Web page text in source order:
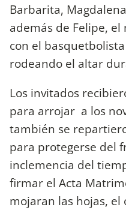
Barbarita,
además de Felipe,
con el
rodeando el altar
Los invitados
para arrojar a los
también se
para protegerse del
inclemencia del
firmar el Acta
mojaran las hojas,